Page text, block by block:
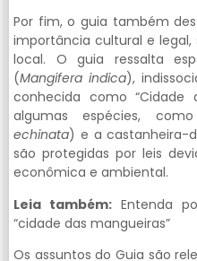
Por fim, o guia também
importância cultural e
local. O guia ressalta
(Mangifera indica),
conhecida como “Cidade
algumas espécies,
echinata) e a castanheira-
são protegidas por leis
econômica e ambiental.
Leia também: Entenda
“cidade das mangueiras”
Os assuntos do Guia são